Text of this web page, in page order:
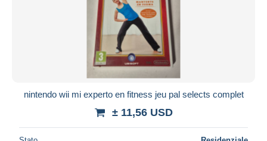
nintendo wii mi experto en fitness jeu pal selects complet
± 11,56 USD